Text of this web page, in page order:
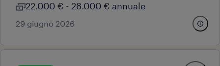
22.000 € - 28.000 € annuale
29 giugno 2026